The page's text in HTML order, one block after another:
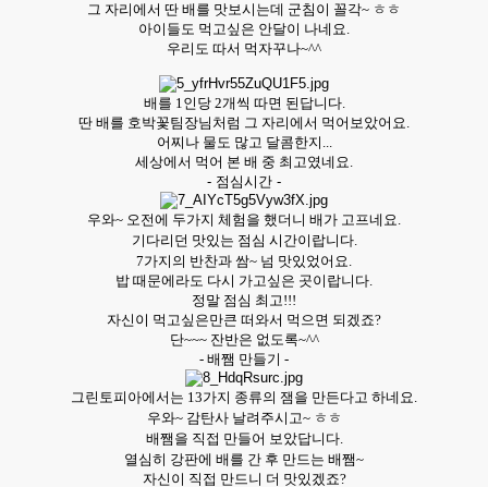
그 자리에서 딴 배를 맛보시는데 군침이 꼴각~ ㅎㅎ
아이들도 먹고싶은 안달이 나네요.
우리도 따서 먹자꾸나~^^
배를 1인당 2개씩 따면 된답니다.
딴 배를 호박꽃팀장님처럼 그 자리에서 먹어보았어요.
어찌나 물도 많고 달콤한지...
세상에서 먹어 본 배 중 최고였네요.
- 점심시간 -
우와~ 오전에 두가지 체험을 했더니 배가 고프네요.
기다리던 맛있는 점심 시간이랍니다.
7가지의 반찬과 쌈~ 넘 맛있었어요.
밥 때문에라도 다시 가고싶은 곳이랍니다.
정말 점심 최고!!!
자신이 먹고싶은만큰 떠와서 먹으면 되겠죠?
단~~~ 잔반은 없도록~^^
- 배쨈 만들기 -
그린토피아에서는 13가지 종류의 잼을 만든다고 하네요.
우와~ 감탄사 날려주시고~ ㅎㅎ
배쨈을 직접 만들어 보았답니다.
열심히 강판에 배를 간 후 만드는 배쨈~
자신이 직접 만드니 더 맛있겠죠?